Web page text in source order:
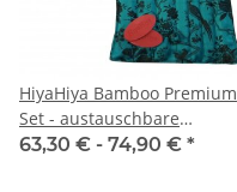
HiyaHiya Bamboo Premium
Set - austauschbare
Nadelspitzen
63,30 € - 74,90 € *